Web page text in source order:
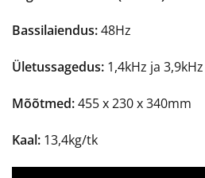
Bassilaiendus:48Hz
Ületussagedus: 1,4kHz ja 3,9kHz
Mõõtmed:455 x 230 x 340mm
Kaal: 13,4kg/tk